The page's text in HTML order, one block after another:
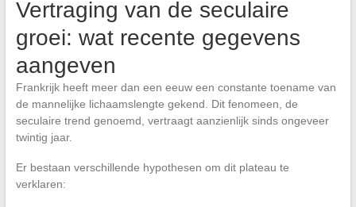
Vertraging van de seculaire
groei: wat recente gegevens
aangeven
Frankrijk heeft meer dan een eeuw een constante toename van
de mannelijke lichaamslengte gekend. Dit fenomeen, de
seculaire trend genoemd, vertraagt aanzienlijk sinds ongeveer
twintig jaar.
Er bestaan verschillende hypothesen om dit plateau te
verklaren: